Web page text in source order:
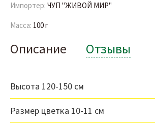
Импортер: ЧУП "ЖИВОЙ МИР"
Масса: 100 г
Описание Отзывы
Высота 120-150 см
Размер цветка 10-11 см